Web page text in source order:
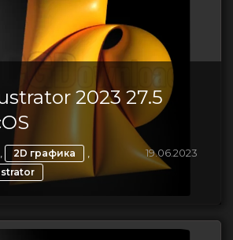
2023 27.5
, 2D графика , 19.06.2023